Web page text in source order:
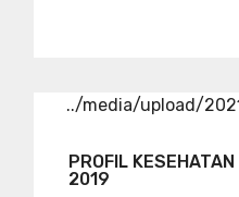
../media/upload/
PROFIL
2019